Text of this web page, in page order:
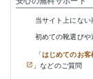
当サイト上にな
初めての靴選びや
「はじめてのお客
」などのご質問